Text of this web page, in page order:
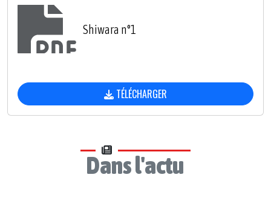
Shiwara n°1
TÉLÉCHARGER
Dans l'actu